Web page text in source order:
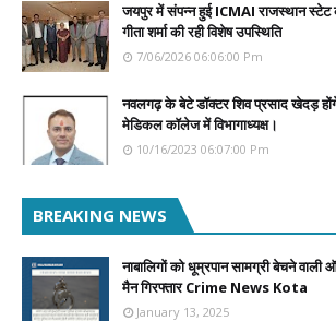
जयपुर में संपन्न हुई ICMAI राजस्थान
गीता शर्मा की रही विशेष उपस्थिति
7/06/2026 06:06:00 Pm
नवलगढ़ के बेटे डॉक्टर शिव प्रसाद खेदड़ होंगे
मेडिकल कॉलेज में विभागाध्यक्ष।
10/16/2023 06:07:00 Pm
BREAKING NEWS
नाबालिगों को धूम्रपान सामग्री बेचने वाली
मैन गिरफ्तार Crime News Kota
January 13, 2025